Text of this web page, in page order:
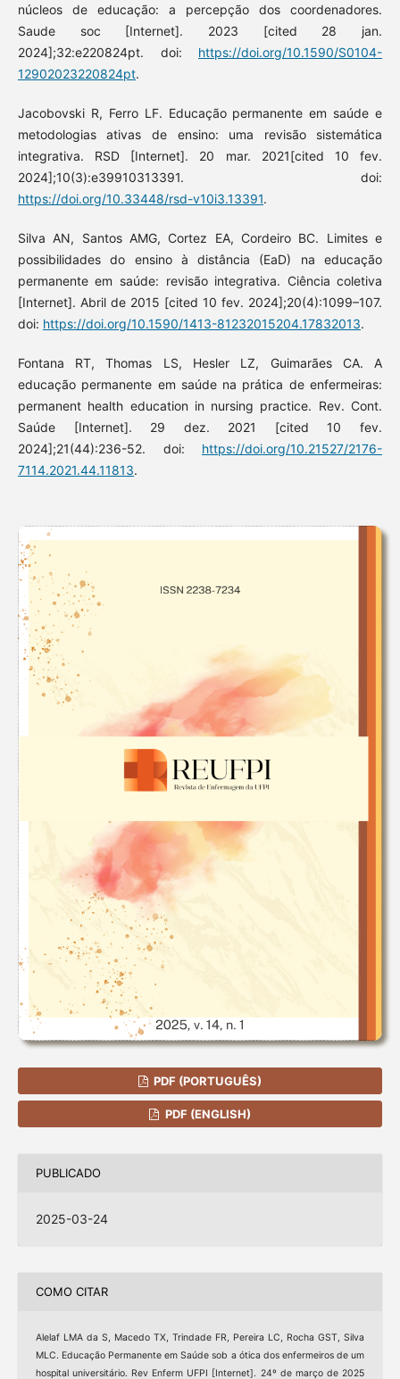
núcleos de educação: a percepção dos coordenadores.
Saude soc [Internet]. 2023 [cited 28 jan.
2024];32:e220824pt. doi: https://doi.org/10.1590/S0104-
12902023220824pt.
Jacobovski R, Ferro LF. Educação permanente em saúde e
metodologias ativas de ensino: uma revisão sistemática
integrativa. RSD [Internet]. 20 mar. 2021[cited 10 fev.
2024];10(3):e39910313391. doi:
https://doi.org/10.33448/rsd-v10i3.13391.
Silva AN, Santos AMG, Cortez EA, Cordeiro BC. Limites e
possibilidades do ensino à distância (EaD) na educação
permanente em saúde: revisão integrativa. Ciência coletiva
[Internet]. Abril de 2015 [cited 10 fev. 2024];20(4):1099–107.
doi: https://doi.org/10.1590/1413-81232015204.17832013.
Fontana RT, Thomas LS, Hesler LZ, Guimarães CA. A
educação permanente em saúde na prática de enfermeiras:
permanent health education in nursing practice. Rev. Cont.
Saúde [Internet]. 29 dez. 2021 [cited 10 fev.
2024];21(44):236-52. doi: https://doi.org/10.21527/2176-
7114.2021.44.11813.
PDF (PORTUGUÊS)
PDF (ENGLISH)
PUBLICADO
2025-03-24
COMO CITAR
Alelaf LMA da S, Macedo TX, Trindade FR, Pereira LC, Rocha GST, Silva
MLC. Educação Permanente em Saúde sob a ótica dos enfermeiros de um
hospital universitário. Rev Enferm UFPI [Internet]. 24º de março de 2025